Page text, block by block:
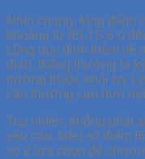
Nhìn chung, tổng điểm
khoảng từ IELTS 6.0
cũng quy định thêm về
định, thông thường là
trường thuộc khối Ivy
cầu thường cao hơn
Tuy nhiên, không phải
yêu cầu. Nếu số điểm
có 2 lựa chọn để